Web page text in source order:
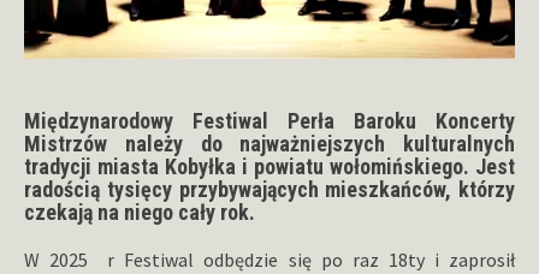
Międzynarodowy Festiwal Perła Baroku Koncerty
Mistrzów należy do najważniejszych kulturalnych
tradycji miasta Kobyłka i powiatu wołomińskiego. Jest
radością tysięcy przybywających mieszkańców, którzy
czekają na niego cały rok.
W 2025 r Festiwal odbędzie się po raz 18ty i zaprosił